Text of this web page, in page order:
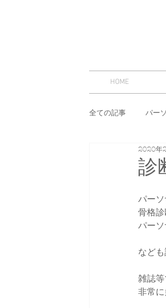
HOME
全ての記事 パー
スタイリング
雑誌掲載＆取材
診
2020年
パー
骨格
パー
など
雑誌
非常に